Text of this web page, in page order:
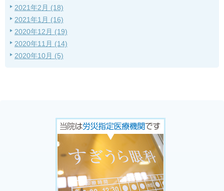
2021年2月 (18)
2021年1月 (16)
2020年12月 (19)
2020年11月 (14)
2020年10月 (5)